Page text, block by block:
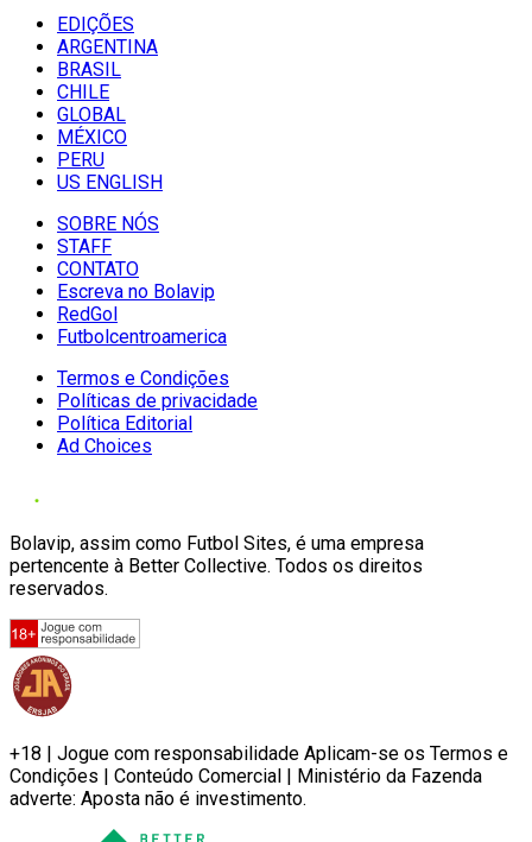
EDIÇÕES
ARGENTINA
BRASIL
CHILE
GLOBAL
MÉXICO
PERU
US ENGLISH
SOBRE NÓS
STAFF
CONTATO
Escreva no Bolavip
RedGol
Futbolcentroamerica
Termos e Condições
Políticas de privacidade
Política Editorial
Ad Choices
Bolavip, assim como Futbol Sites, é uma empresa
pertencente à Better Collective. Todos os direitos
reservados.
+18 | Jogue com responsabilidade Aplicam-se os Termos e
Condições | Conteúdo Comercial | Ministério da Fazenda
adverte: Aposta não é investimento.